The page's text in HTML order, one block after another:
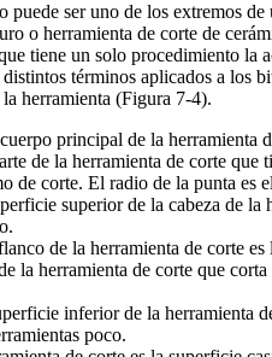
puede ser uno de los extremos
o herramienta de corte de
tiene un solo procedimiento la
términos aplicados a los
herramienta (Figura 7-4).
principal de la herramienta
de la herramienta de corte
de corte. El radio de la punta es
superior de la cabeza de
de la herramienta de corte
la herramienta de corte que
inferior de la herramienta
poco.